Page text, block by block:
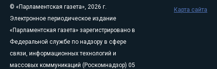
© «Парламентская газета», 2026 г.
Электронное периодическое издание
«Парламентская газета» зарегистрировано в
Федеральной службе по надзору в сфере
связи, информационных технологий и
массовых коммуникаций (Роскомнадзор) 05
Карта сайта